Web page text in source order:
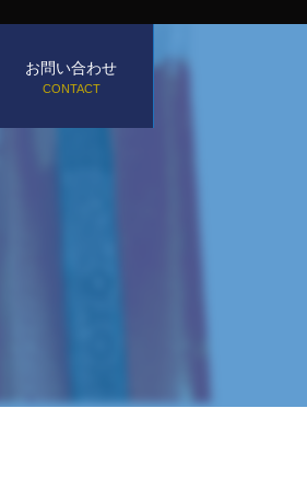
お問い合わせ
CONTACT